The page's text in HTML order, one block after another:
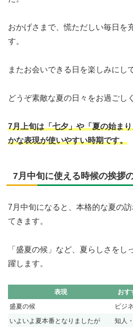
おかげさまで、慌ただしい毎日を
す。
またお会いできる日を楽しみにし
どうぞ素敵な夏の日々をお過ごし
7月上旬は「七夕」や「夏の始ま
かな表現が使いやすい時期です。
7月中旬に使える時候の挨拶
7月中旬になると、本格的な夏の
てきます。
「盛夏の候」など、夏らしさをし
躍します。
表現 おす
盛夏の候
ビジ
いよいよ夏本番となりましたが
知人